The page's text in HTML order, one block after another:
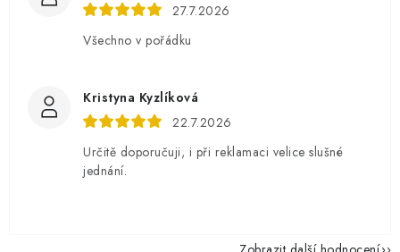
27.7.2026
Všechno v pořádku
Kristyna Kyzlíková
22.7.2026
Určitě doporučuji, i při reklamaci velice slušné
jednání.